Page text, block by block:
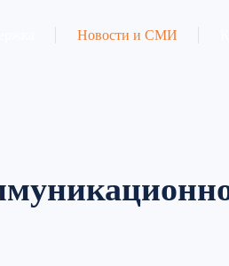
Новости и СМИ